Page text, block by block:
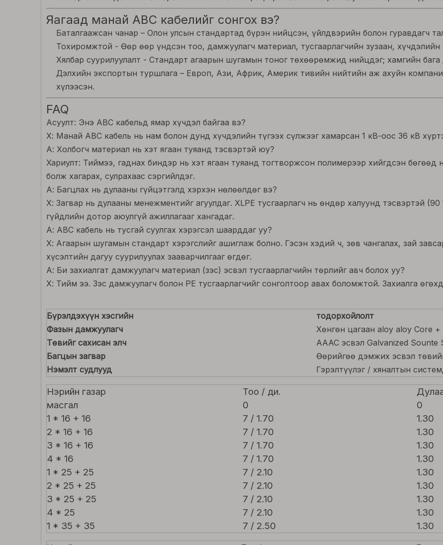
Яагаад манай ABC кабелийг сонгох вэ?
Баталгаажсан чанар – Олон улсын стандартад бүрэн нийцсэн, үйлдвэрийн болон гуравдагч
Тохиромжтой - Өөр өөр үндсэн тоо, дамжуулагч материал, тусгаарлагчийн зузаан, хүчдэлийн
Хялбар суурилуулалт - Стандарт агаарын шугамын тоног төхөөрөмжид нийцдэг; хамгийн бага
Дэлхийн экспортын туршлага – Европ, Ази, Африк, Америк тивийн нийтийн аж ахуйн
хүлээсэн.
FAQ
Асуулт: Энэ ABC кабельд ямар хүчдэл байгаа вэ?
Х: Манай ABC кабель нь нам болон дунд хүчдэлийн түгээх сүлжээг хамарсан 1 кВ-оос 36 кВ
А: Холбогч материал нь хэт ягаан туяанд тэсвэртэй юу?
Хариулт: Тиймээ, гаднах биндэр нь хэт ягаан туяанд тогтворжсон полимерээр хийгдсэн бөгөөд
болж хагарах, сулрахаас сэргийлдэг.
А: Багцлах нь дулааны гүйцэтгэлд хэрхэн нөлөөлдөг вэ?
Х: Загвар нь дулааны менежментийг агуулдаг. XLPE тусгаарлагч нь өндөр халуунд тэсвэртэй
гүйдлийн дотор аюулгүй ажиллагааг хангадаг.
А: ABC кабель нь тусгай суулгах хэрэгсэл шаарддаг уу?
Х: Агаарын шугамын стандарт хэрэгслийг ашиглаж болно. Гэсэн хэдий ч, зөв ​​чангалах, зай
хүсэлтийн дагуу суурилуулах зааварчилгааг өгдөг.
А: Би захиалгат дамжуулагч материал (зэс) эсвэл тусгаарлагчийн төрлийг авч болох уу?
Х: Тийм ээ. Зэс дамжуулагч болон PE тусгаарлагчийг сонголтоор авах боломжтой. Захиалга
Бүрэлдэхүүн хэсгийн
тодорхойлолт
Фазын дамжуулагч
Хөнгөн цагаан aloy aloy Core +
Төвийг сахисан элч
AAAC эсвэл Galvanized Sounte
Багцын загвар
Өөрийгөө дэмжих эсвэл
Нэмэлт судлууд
Гэрэлтүүлэг / хяналтын
Нэрийн газар Тоо / ди.
масгал
0
0
1 * 16 + 16
7 / 1.70
1.30
2 * 16 + 16
7 / 1.70
1.30
3 * 16 + 16
7 / 1.70
1.30
4 * 16
7 / 1.70
1.30
1 * 25 + 25
7 / 2.10
1.30
2 * 25 + 25
7 / 2.10
1.30
3 * 25 + 25
7 / 2.10
1.30
4 * 25
7 / 2.10
1.30
1 * 35 + 35
7 / 2.50 1.30